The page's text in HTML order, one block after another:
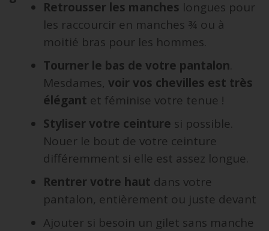
Retrousser les manches longues pour
les raccourcir en manches ¾ ou à
moitié bras pour les hommes.
Tourner le bas de votre pantalon.
Mesdames, voir vos chevilles est très
élégant et féminise votre tenue !
Styliser votre ceinture si possible.
Nouer le bout de votre ceinture
différemment si elle est assez longue.
Rentrer votre haut dans votre
pantalon, entièrement ou juste devant
Ajouter si besoin un gilet sans manche